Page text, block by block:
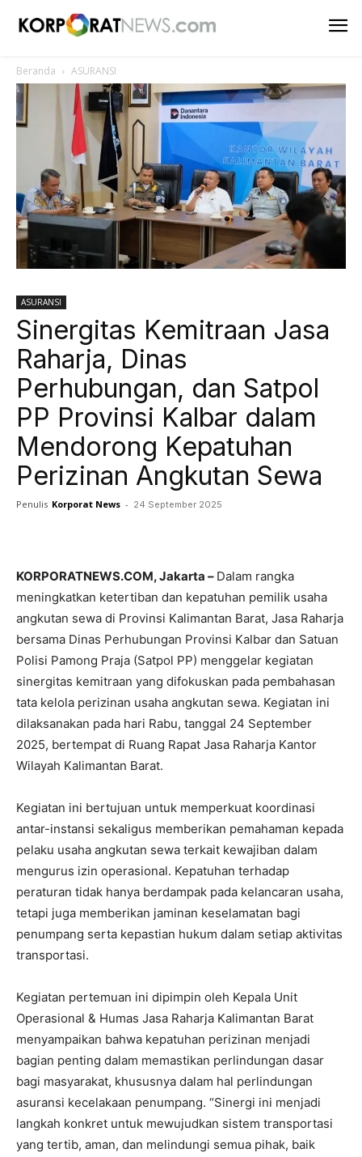
Beranda ASURANSI
ASURANSI
Sinergitas Kemitraan Jasa
Raharja, Dinas
Perhubungan, dan Satpol
PP Provinsi Kalbar dalam
Mendorong Kepatuhan
Perizinan Angkutan Sewa
Penulis Korporat News - 24 September 2025
KORPORATNEWS.COM, Jakarta – Dalam rangka
meningkatkan ketertiban dan kepatuhan pemilik usaha
angkutan sewa di Provinsi Kalimantan Barat, Jasa Raharja
bersama Dinas Perhubungan Provinsi Kalbar dan Satuan
Polisi Pamong Praja (Satpol PP) menggelar kegiatan
sinergitas kemitraan yang difokuskan pada pembahasan
tata kelola perizinan usaha angkutan sewa. Kegiatan ini
dilaksanakan pada hari Rabu, tanggal 24 September
2025, bertempat di Ruang Rapat Jasa Raharja Kantor
Wilayah Kalimantan Barat.
Kegiatan ini bertujuan untuk memperkuat koordinasi
antar-instansi sekaligus memberikan pemahaman kepada
pelaku usaha angkutan sewa terkait kewajiban dalam
mengurus izin operasional. Kepatuhan terhadap
peraturan tidak hanya berdampak pada kelancaran usaha,
tetapi juga memberikan jaminan keselamatan bagi
penumpang serta kepastian hukum dalam setiap aktivitas
transportasi.
Kegiatan pertemuan ini dipimpin oleh Kepala Unit
Operasional & Humas Jasa Raharja Kalimantan Barat
menyampaikan bahwa kepatuhan perizinan menjadi
bagian penting dalam memastikan perlindungan dasar
bagi masyarakat, khususnya dalam hal perlindungan
asuransi kecelakaan penumpang. “Sinergi ini menjadi
langkah konkret untuk mewujudkan sistem transportasi
yang tertib, aman, dan melindungi semua pihak, baik